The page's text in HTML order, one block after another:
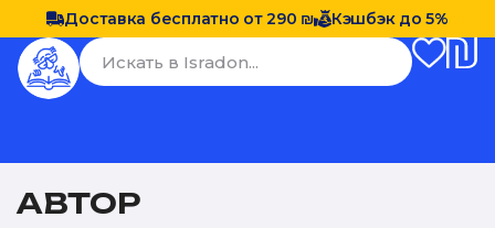
Доставка бесплатно от 290 ₪ Кэшбэк до 5%
АВТОР